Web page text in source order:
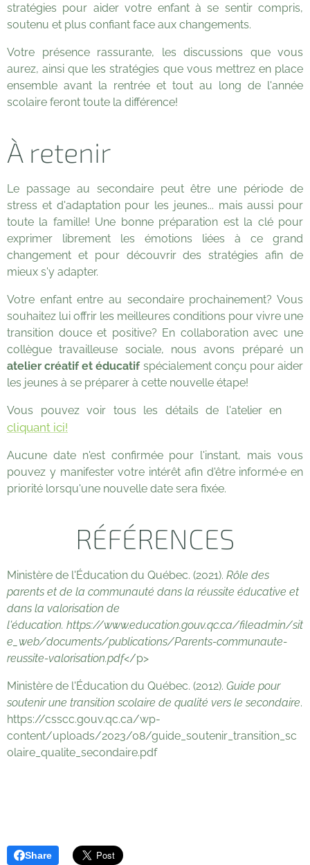
stratégies pour aider votre enfant à se sentir compris,
soutenu et plus confiant face aux changements.
Votre présence rassurante, les discussions que vous
aurez, ainsi que les stratégies que vous mettrez en place
ensemble avant la rentrée et tout au long de l'année
scolaire feront toute la différence!
À retenir
Le passage au secondaire peut être une période de
stress et d'adaptation pour les jeunes... mais aussi pour
toute la famille! Une bonne préparation est la clé pour
exprimer librement les émotions liées à ce grand
changement et pour découvrir des stratégies afin de
mieux s'y adapter.
Votre enfant entre au secondaire prochainement? Vous
souhaitez lui offrir les meilleures conditions pour vivre une
transition douce et positive? En collaboration avec une
collègue travailleuse sociale, nous avons préparé un
atelier créatif et éducatifspécialement conçu pour aider
les jeunes à se préparer à cette nouvelle étape!
Vous pouvez voir tous les détails de l'atelier en 👉
cliquant ici!
Aucune date n'est confirmée pour l'instant, mais vous
pouvez y manifester votre intérêt afin d'être informé·e en
priorité lorsqu'une nouvelle date sera fixée.
RÉFÉRENCES
Ministère de l'Éducation du Québec. (2021). Rôle des
parents et de la communauté dans la réussite éducative et
dans la valorisation de
l'éducation. https://www.education.gouv.qc.ca/fileadmin/sit
e_web/documents/publications/Parents-communaute-
reussite-valorisation.pdf</p>
Ministère de l'Éducation du Québec. (2012). Guide pour
soutenir une transition scolaire de qualité vers le secondaire.
https://csscc.gouv.qc.ca/wp-
content/uploads/2023/08/guide_soutenir_transition_sc
olaire_qualite_secondaire.pdf
Share